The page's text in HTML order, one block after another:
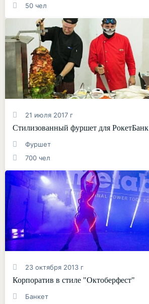
50 чел
21 июля 2017 г
Стилизованный фуршет для РокетБанк
Фуршет
700 чел
23 октября 2013 г
Корпоратив в стиле "Октоберфест"
Банкет